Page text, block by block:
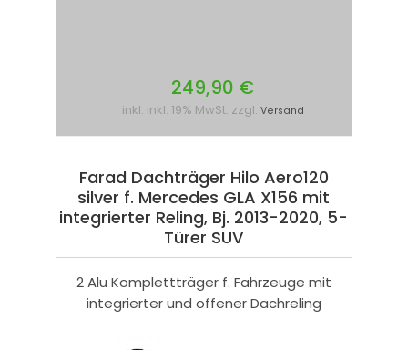
249,90 €
inkl. inkl. 19% MwSt. zzgl. Versand
Farad Dachträger Hilo Aero120
silver f. Mercedes GLA X156 mit
integrierter Reling, Bj. 2013-2020, 5-
Türer SUV
2 Alu Komplettträger f. Fahrzeuge mit
integrierter und offener Dachreling